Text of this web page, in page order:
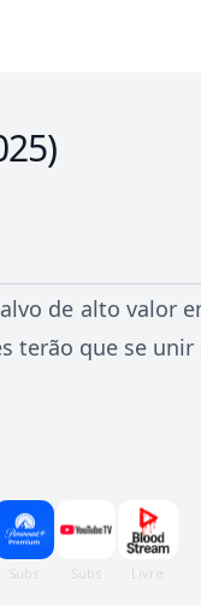
)
de alto valor
terão que se unir